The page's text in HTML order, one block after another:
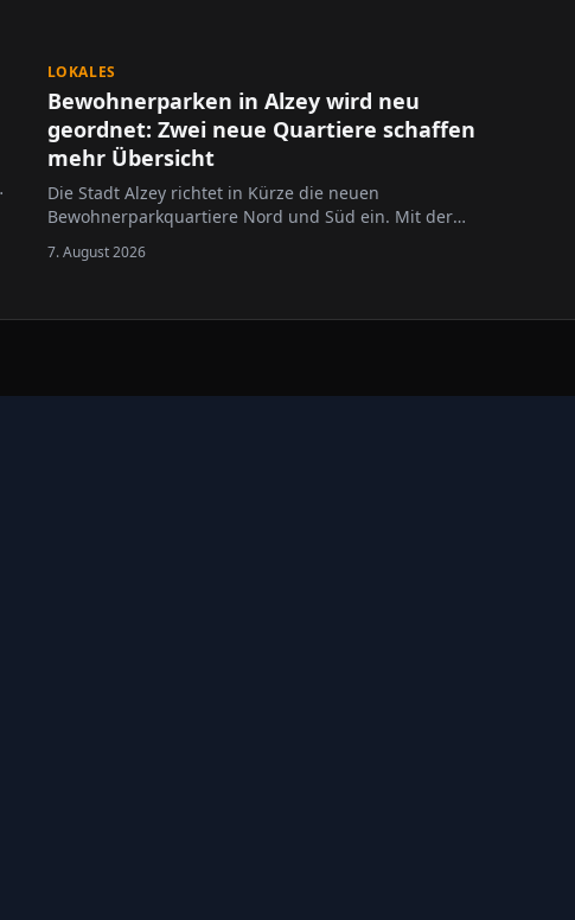
LOKALES
Bewohnerparken in Alzey wird neu
geordnet: Zwei neue Quartiere schaffen
mehr Übersicht
Die Stadt Alzey richtet in Kürze die neuen
Bewohnerparkquartiere Nord und Süd ein. Mit der
sollen die Regelungen übersichtlicher gestaltet und an
7. August 2026